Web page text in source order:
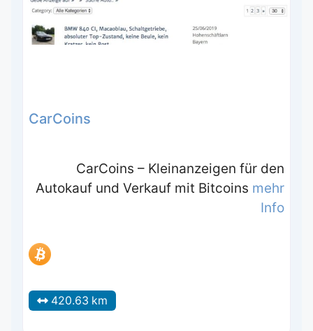
CarCoins
CarCoins – Kleinanzeigen für den
Autokauf und Verkauf mit Bitcoins mehr
Info
420.63 km